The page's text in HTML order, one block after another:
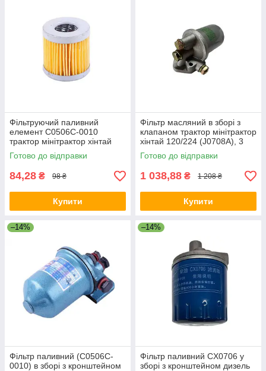
Фільтруючий паливний
елемент C0506C-0010
трактор мінітрактор хінтай
120/224
Готово до відправки
84,28 ₴ 98 ₴
Купити
Фільтр масляний в зборі з
клапаном трактор мінітрактор
хінтай 120/224 (J0708A), 3
пробки
Готово до відправки
1 038,88 ₴ 1 208 ₴
Купити
–14%
Фільтр паливний (C0506C-
0010) в зборі з кронштейном
–14%
Фільтр паливний CX0706 у
зборі з кронштейном дизель